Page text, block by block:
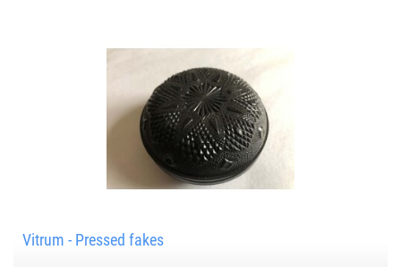
Vitrum - Pressed fakes